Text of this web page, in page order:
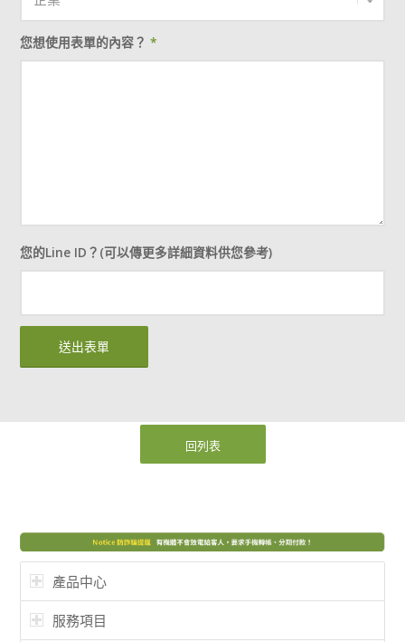
您想使用表單的內容？*
您的Line ID？(可以傳更多詳細資料供您參考)
回列表
產品中心
服務項目